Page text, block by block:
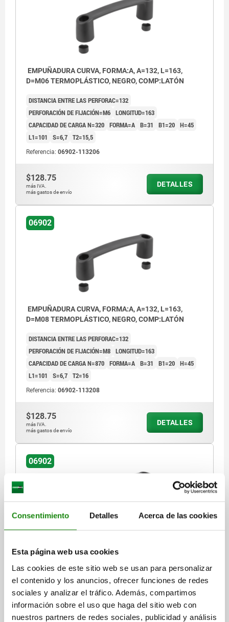
Consentimiento Detalles Acerca de las cookies
Esta página web usa cookies
Las cookies de este sitio web se usan para personalizar
el contenido y los anuncios, ofrecer funciones de redes
sociales y analizar el tráfico. Además, compartimos
información sobre el uso que haga del sitio web con
nuestros partners de redes sociales, publicidad y análisis
EMPUÑADURA CURVA, FORMA:A, A=132, L=163,
D=M06 TERMOPLÁSTICO, NEGRO, COMP:LATÓN
DISTANCIA ENTRE LAS PERFORAC=132
PERFORACIÓN DE FIJACIÓN=M6 LONGITUD=163
CAPACIDAD DE CARGA N=320 FORMA=A B=31 B1=20 H=45
L1=101
S=6,7 T2=15,5
Referencia: 06902-113206
$128.75
más IVA.
más gastos de envío
DETALLES
06902
EMPUÑADURA CURVA, FORMA:A, A=132, L=163,
D=M08 TERMOPLÁSTICO, NEGRO, COMP:LATÓN
DISTANCIA ENTRE LAS PERFORAC=132
PERFORACIÓN DE FIJACIÓN=M8 LONGITUD=163
CAPACIDAD DE CARGA N=870 FORMA=A B=31 B1=20 H=45
L1=101
S=6,7 T2=16
Referencia: 06902-113208
$128.75
más IVA.
más gastos de envío
DETALLES
06902
EMPUÑADURA CURVA, FORMA:A, A=179, L=213,
D=M10 TERMOPLÁSTICO, NEGRO, COMP:LATÓN
DISTANCIA ENTRE LAS PERFORAC=179
PERFORACIÓN DE FIJACIÓN=M10
LONGITUD=213
CAPACIDAD DE CARGA N=1200
FORMA=A B=35 B1=22
L1=145
S=7,1 T2=22